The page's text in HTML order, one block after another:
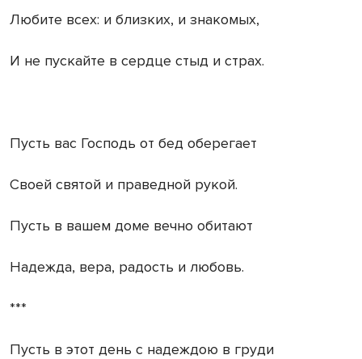
Любите всех: и близких, и знакомых,
И не пускайте в сердце стыд и страх.
Пусть вас Господь от бед оберегает
Своей святой и праведной рукой.
Пусть в вашем доме вечно обитают
Надежда, вера, радость и любовь.
***
Пусть в этот день с надеждою в груди